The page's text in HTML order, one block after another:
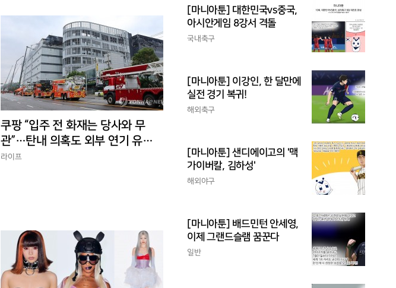
쿠팡 “입주 전 화재는 당사와 무
관”…탄내 의혹도 외부 연기 유입
반박
라이프
[마니아툰] 대한민국vs중국,
아시안게임 8강서 격돌
국내축구
[마니아툰] 이강인, 한 달만에
실전 경기 복귀!
해외축구
[마니아툰] 샌디에이고의 '맥
가이버칼, 김하성'
해외야구
[마니아툰] 배드민턴 안세영,
이제 그랜드슬램 꿈꾼다
일반